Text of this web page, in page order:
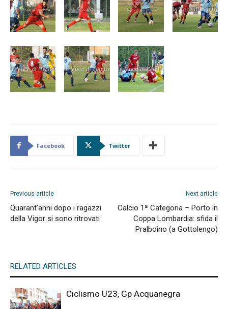
Facebook Twitter
Previous article
Quarant’anni dopo i ragazzi
della Vigor si sono ritrovati
Next article
Calcio 1ª Categoria – Porto in
Coppa Lombardia: sfida il
Pralboino (a Gottolengo)
RELATED ARTICLES
Ciclismo U23, Gp Acquanegra